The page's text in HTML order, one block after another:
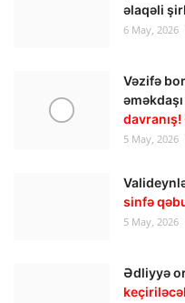
əlaqəli
6 May, 2026
Vəzifə
davranış!
5 May, 2026
sinfə
5 May, 2026
Ədliyyə